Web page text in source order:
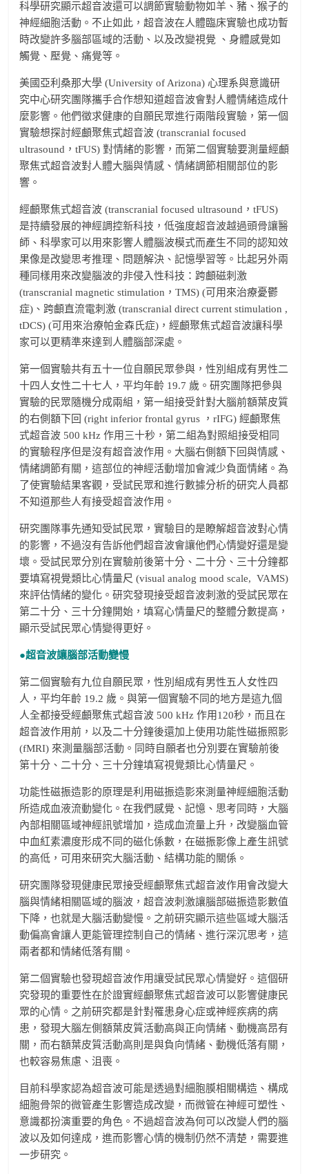
科學研究顯示超音波還可以調節實驗動物如羊、豬、猴子的
神經細胞活動。不止如此，超音波在人體臨床實驗也成功暫
時改變許多腦部區域的活動、以及改變視覺 、身體感覺如
觸覺、壓覺、痛覺等。
美國亞利桑那大學 (University of Arizona) 心理系與意識研
究中心研究團隊攜手合作想知道超音波會對人體情緒造成什
麼影響。他們徵求健康的自願民眾進行兩階段實驗，第一個
實驗想探討經顱聚焦式超音波 (transcranial focused
ultrasound，tFUS) 對情緒的影響，而第二個實驗要測量經顱
聚焦式超音波對人體大腦與情感、情緒調節相關部位的影
響。
經顱聚焦式超音波 (transcranial focused ultrasound，tFUS)
是持續發展的神經調控新科技，低強度超音波越過頭骨讓醫
師、科學家可以用來影響人體腦波模式而產生不同的認知效
果像是改變思考推理、問題解決、記憶學習等。比起另外兩
種同樣用來改變腦波的非侵入性科技：跨顱磁刺激
(transcranial magnetic stimulation，TMS) (可用來治療憂鬱
症)、跨顱直流電刺激 (transcranial direct current stimulation ,
tDCS) (可用來治療帕金森氏症)，經顱聚焦式超音波讓科學
家可以更精準來達到人體腦部深處。
第一個實驗共有五十一位自願民眾參與，性別組成有男性二
十四人女性二十七人，平均年齡 19.7 歲。研究團隊把參與
實驗的民眾隨機分成兩組，第一組接受針對大腦前額葉皮質
的右側額下回 (right inferior frontal gyrus ，rIFG) 經顱聚焦
式超音波 500 kHz 作用三十秒，第二組為對照組接受相同
的實驗程序但是沒有超音波作用。大腦右側額下回與情感、
情緒調節有關，這部位的神經活動增加會減少負面情緒。為
了使實驗結果客觀，受試民眾和進行數據分析的研究人員都
不知道那些人有接受超音波作用。
研究團隊事先通知受試民眾，實驗目的是瞭解超音波對心情
的影響，不過沒有告訴他們超音波會讓他們心情變好還是變
壞。受試民眾分別在實驗前後第十分、二十分、三十分鐘都
要填寫視覺類比心情量尺 (visual analog mood scale, VAMS)
來評估情緒的變化。研究發現接受超音波刺激的受試民眾在
第二十分、三十分鐘開始，填寫心情量尺的整體分數提高，
顯示受試民眾心情變得更好。
●超音波讓腦部活動變慢
第二個實驗有九位自願民眾，性別組成有男性五人女性四
人，平均年齡 19.2 歲。與第一個實驗不同的地方是這九個
人全都接受經顱聚焦式超音波 500 kHz 作用120秒，而且在
超音波作用前，以及二十分鐘後還加上使用功能性磁振照影
(fMRI) 來測量腦部活動。同時自願者也分別要在實驗前後
第十分、二十分、三十分鐘填寫視覺類比心情量尺。
功能性磁振造影的原理是利用磁振造影來測量神經細胞活動
所造成血液流動變化。在我們感覺、記憶、思考同時，大腦
內部相關區域神經訊號增加，造成血流量上升，改變腦血管
中血紅素濃度形成不同的磁化係數，在磁振影像上產生訊號
的高低，可用來研究大腦活動、結構功能的關係。
研究團隊發現健康民眾接受經顱聚焦式超音波作用會改變大
腦與情緒相關區域的腦波，超音波刺激讓腦部磁振造影數值
下降，也就是大腦活動變慢。之前研究顯示這些區域大腦活
動偏高會讓人更能管理控制自己的情緒、進行深沉思考，這
兩者都和情緒低落有關。
第二個實驗也發現超音波作用讓受試民眾心情變好。這個研
究發現的重要性在於證實經顱聚焦式超音波可以影響健康民
眾的心情。之前研究都是針對罹患身心症或神經疾病的病
患，發現大腦左側額葉皮質活動高與正向情緒、動機高昂有
關，而右額葉皮質活動高則是與負向情緒、動機低落有關，
也較容易焦慮、沮喪。
目前科學家認為超音波可能是透過對細胞膜相關構造、構成
細胞骨架的微管產生影響造成改變，而微管在神經可塑性、
意識都扮演重要的角色。不過超音波為何可以改變人們的腦
波以及如何達成，進而影響心情的機制仍然不清楚，需要進
一步研究。